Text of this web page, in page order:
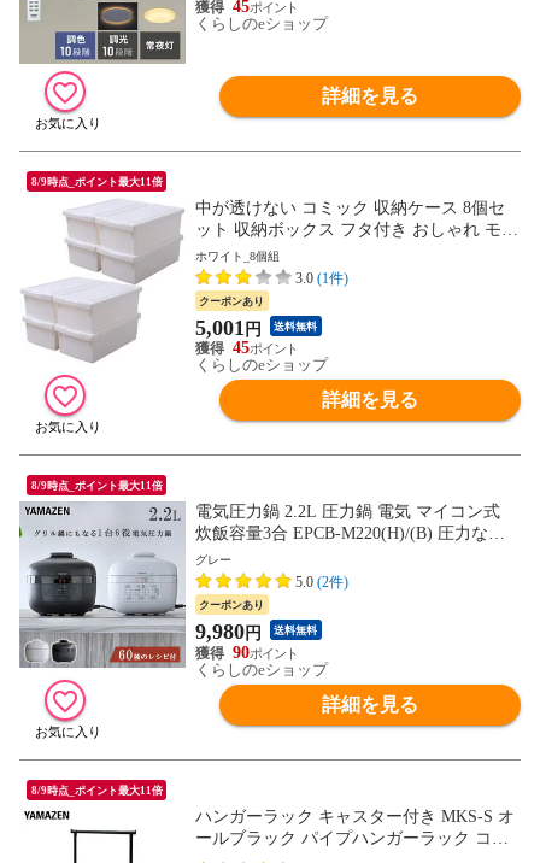
山善 YAMAZEN 【送料無料】
45
くらしのeショップ
詳細を見る
8/9時点_ポイント最大11倍
中が透けない コミック 収納ケース 8個セ
ット 収納ボックス フタ付き おしゃれ モノ
トーン コミック本ストッカー コミック本
マンガ 漫画 コミック B6対応 ふた付き グ
リーンパル 【送料無料】
ホワイト_8個組
3.0 (1件)
クーポンあり
5,001 円 送料無料
45
くらしのeショップ
詳細を見る
8/9時点_ポイント最大11倍
電気圧力鍋 2.2L 圧力鍋 電気 マイコン式
炊飯容量3合 EPCB-M220(H)/(B) 圧力なべ
保温 タイマー 簡単 時短 簡単調理 ほった
らかし 一人暮らし 炊飯 煮込み 手軽 おし
ゃれ 山善 YAMAZEN 【送料無料】
グレー
5.0 (2件)
クーポンあり
9,980円 送料無料
90
くらしのeショップ
詳細を見る
8/9時点_ポイント最大11倍
ハンガーラック キャスター付き MKS-S オ
ールブラック パイプハンガーラック コー